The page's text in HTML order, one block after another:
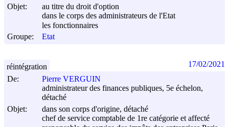
Objet:
au titre du droit d'option
dans le corps des administrateurs de l'Etat
les fonctionnaires
Groupe:
Etat
De:
Pierre VERGUIN
administrateur des finances publiques, 5e échelon,
détaché
Objet:
dans son corps d'origine, détaché
chef de service comptable de 1re catégorie et affecté
réintégration 17/02/2021